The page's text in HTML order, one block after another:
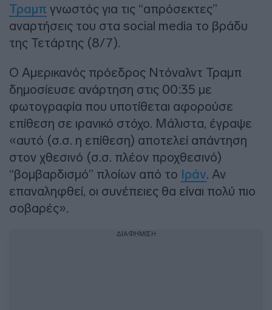
Τραμπ γνωστός για τις “απρόσεκτες”
αναρτήσεις του στα social media το βράδυ
της Τετάρτης (8/7).
Ο Αμερικανός πρόεδρος Ντόναλντ Τραμπ
δημοσίευσε ανάρτηση στις 00:35 με
φωτογραφία που υποτίθεται αφορούσε
επίθεση σε ιρανικό στόχο. Μάλιστα, έγραψε
«αυτό (σ.σ. η επίθεση) αποτελεί απάντηση
στον χθεσινό (σ.σ. πλέον προχθεσινό)
“βομβαρδισμό” πλοίων από το Ιράν. Αν
επαναληφθεί, οι συνέπειες θα είναι πολύ πιο
σοβαρές».
ΔΙΑΦΗΜΙΣΗ